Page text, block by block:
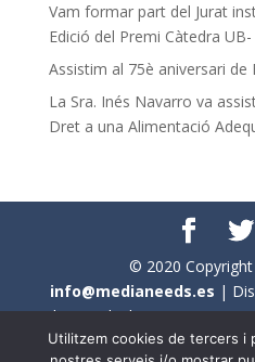
Vam formar part del Jurat
Edició del Premi Càtedra
Assistim al 75è aniversari de
La Sra. Inés Navarro va
Dret a una Alimentació
© 2020
info@medianeeds.es |
| Tots els drets reservats a
Avís per
Utilitzem cookies de tercers i